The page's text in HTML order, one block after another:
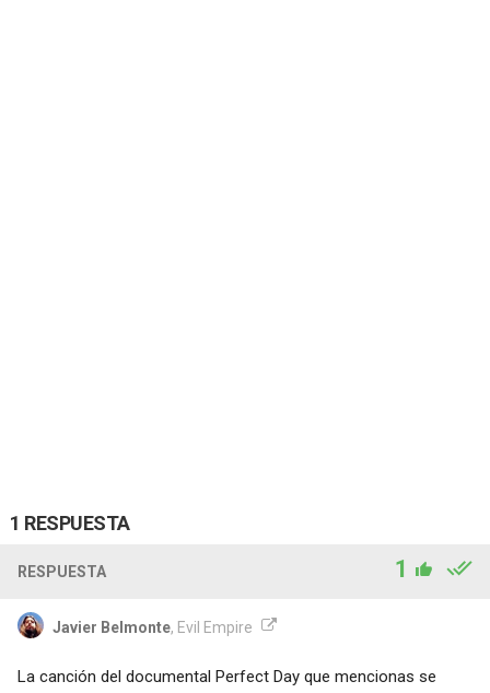
1 RESPUESTA
RESPUESTA 1
Javier Belmonte, Evil Empire
La canción del documental Perfect Day que mencionas se